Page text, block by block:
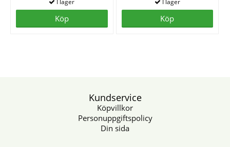
Köp Köp
Kundservice
Köpvillkor
Personuppgiftspolicy
Din sida